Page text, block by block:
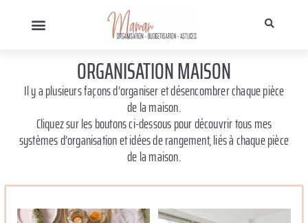
ORGANISATION MAISON
Il y a plusieurs façons d’organiser et désencombrer chaque pièce
de la maison.
Cliquez sur les boutons ci-dessous pour découvrir tous mes
systèmes d’organisation et idées de rangement, liés à chaque pièce
de la maison.